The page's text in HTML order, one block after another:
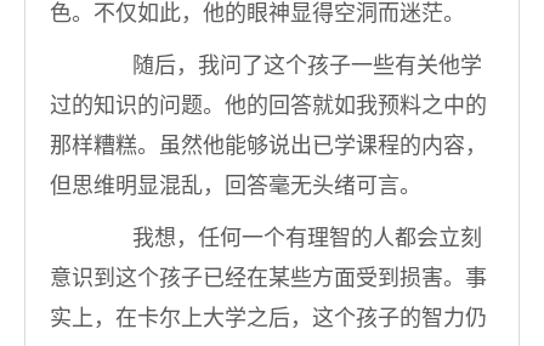
色。不仅如此，他的眼神显得空洞而迷茫。
随后，我问了这个孩子一些有关他学
过的知识的问题。他的回答就如我预料之中的
那样糟糕。虽然他能够说出已学课程的内容，
但思维明显混乱，回答毫无头绪可言。
我想，任何一个有理智的人都会立刻
意识到这个孩子已经在某些方面受到损害。事
实上，在卡尔上大学之后，这个孩子的智力仍